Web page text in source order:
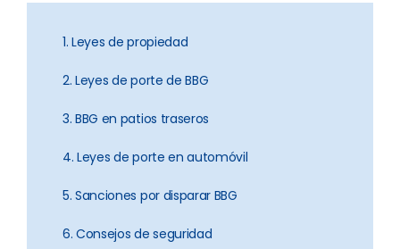
1. Leyes de propiedad
2. Leyes de porte de BBG
3. BBG en patios traseros
4. Leyes de porte en automóvil
5. Sanciones por disparar BBG
6. Consejos de seguridad